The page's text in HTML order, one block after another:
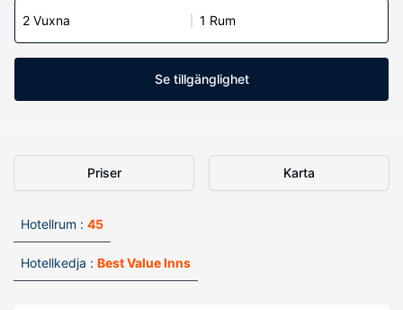
2 Vuxna 1 Rum
Se tillgänglighet
Priser Karta
Hotellrum : 45
Hotellkedja : Best Value Inns